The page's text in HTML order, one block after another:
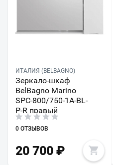
ИТАЛИЯ (BELBAGNO)
Зеркало-шкаф
BelBagno Marino
SPC-800/750-1A-BL-
P-R правый
0 ОТЗЫВОВ
20 700 ₽